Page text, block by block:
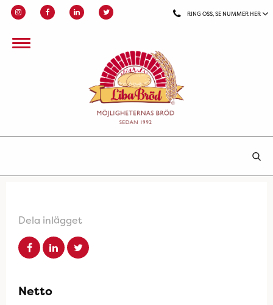
RING OSS, SE NUMMER HER
Dela inlägget
Netto